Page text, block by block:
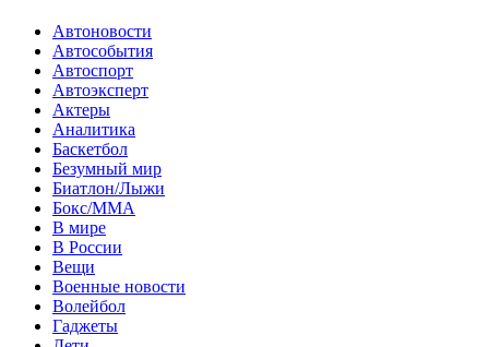
Автоновости
Автособытия
Автоспорт
Автоэксперт
Актеры
Аналитика
Баскетбол
Безумный мир
Биатлон/Лыжи
Бокс/MMA
В мире
В России
Вещи
Военные новости
Волейбол
Гаджеты